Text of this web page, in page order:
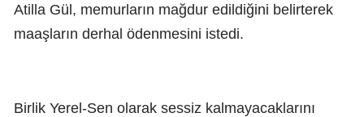
Atilla Gül, memurların mağdur edildiğini belirterek
maaşların derhal ödenmesini istedi.
Birlik Yerel-Sen olarak sessiz kalmayacaklarını